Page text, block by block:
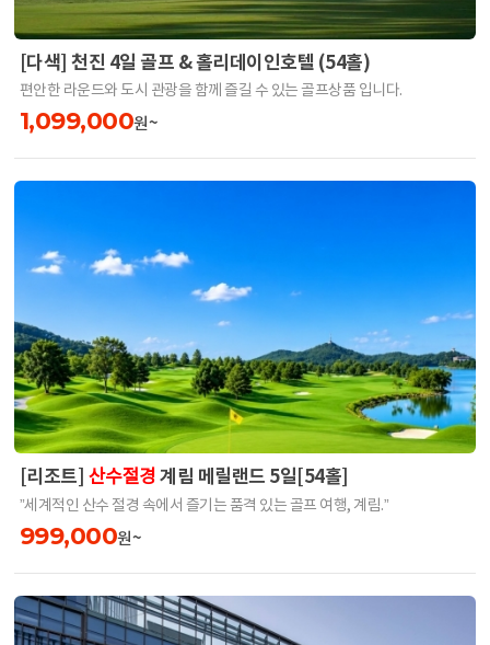
[다색] 천진 4일 골프 & 홀리데이인호텔 (54홀)
편안한 라운드와 도시 관광을 함께 즐길 수 있는 골프상품 입니다.
1,099,000원~
[리조트] 산수절경 계림 메릴랜드 5일[54홀]
”세계적인 산수 절경 속에서 즐기는 품격 있는 골프 여행, 계림.”
999,000원~